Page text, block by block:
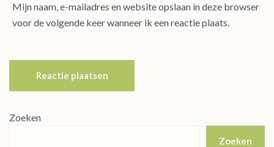
Mijn naam, e-mailadres en website opslaan in deze browser
voor de volgende keer wanneer ik een reactie plaats.
Zoeken
Zoeken